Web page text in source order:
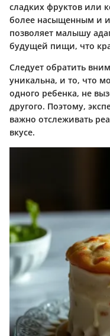
сладких фруктов или
более насыщенным и
позволяет малышу
будущей пищи, что
Следует обратить
уникальна, и то, что
одного ребенка, не
другого. Поэтому,
важно отслеживать
вкусе.